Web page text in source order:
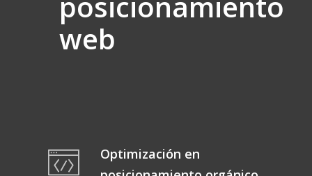
web
Optimización en